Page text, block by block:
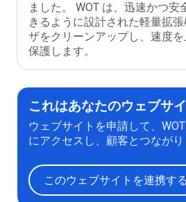
ました。 WOT は、迅速かつ
きるように設計された軽量拡
ザをクリーンアップし、速度
保護します。
これはあなたのウェブサ
ウェブサイトを申請して、
にアクセスし、顧客とつながり
このウェブサイトを連携する